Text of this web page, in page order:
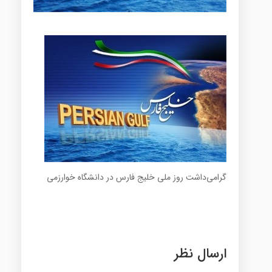
گرامی‌داشت روز ملی خلیج فارس در دانشگاه خوارزمی
ارسال نظر